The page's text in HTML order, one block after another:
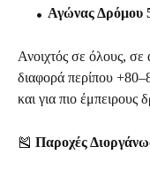
Αγώνας Δρόμου
Ανοιχτός σε όλους,
διαφορά περίπου
και για πιο έμπειρους
🎽 Παροχές